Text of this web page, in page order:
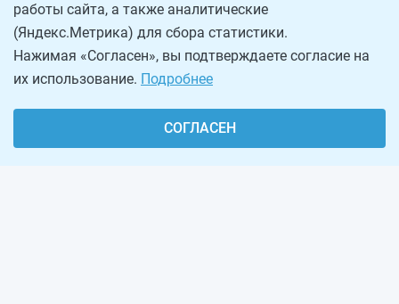
работы сайта, а также аналитические
(Яндекс.Метрика) для сбора статистики.
Нажимая «Согласен», вы подтверждаете согласие на
их использование. Подробнее
СОГЛАСЕН